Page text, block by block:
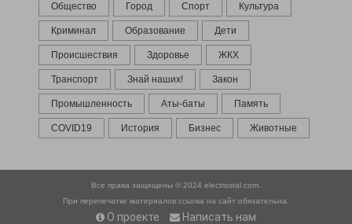
Общество Город Спорт Культура
Криминал Образование Дети
Происшествия Здоровье ЖКХ
Транспорт Знай наших! Закон
Промышленность Аты-баты Память
COVID19 История Бизнес Животные
Все права защищены © 2024 electrostal.com.
При перепечатке материалов ссылка на сайт обязательна.
О проекте Написать нам